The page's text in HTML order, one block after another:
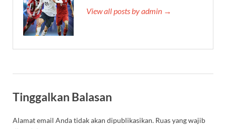
View all posts by admin →
Tinggalkan Balasan
Alamat email Anda tidak akan dipublikasikan. Ruas yang wajib